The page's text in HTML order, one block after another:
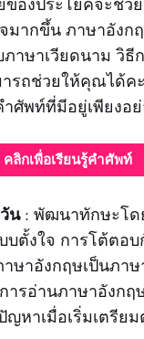
มากขึ้น ภาษาอังก
ภาษาเวียดนาม วิธี
รถช่วยให้คุณได้ค
ศัพท์ที่มีอยู่เพียงอย่
คลิกเพื่อเรียนรู้คำศัพท์
น: พัฒนาทักษะโด
บตั้งใจ การโต้ตอบ
ษาอังกฤษเป็นภา
ารอ่านภาษาอังกฤ
หาเมื่อเริ่มเตรียม